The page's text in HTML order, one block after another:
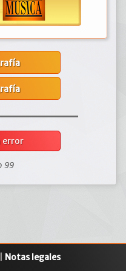
error
99
Notas legales